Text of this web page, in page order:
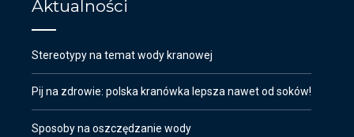
Aktualności
Stereotypy na temat wody kranowej
Pij na zdrowie: polska kranówka lepsza nawet od soków!
Sposoby na oszczędzanie wody